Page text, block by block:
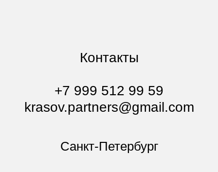
Контакты
+7 999 512 99 59
krasov.partners@gmail.com
Санкт-Петербург